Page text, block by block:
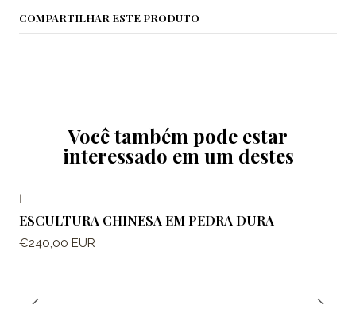
COMPARTILHAR ESTE PRODUTO
Você também pode estar
interessado em um destes
ESCULTURA CHINESA EM PEDRA DURA
€240,00 EUR